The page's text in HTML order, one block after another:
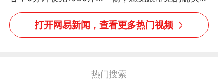
没有一个人掉链子
些不一样
打开网易新闻，查看更多热门视频
热门搜索